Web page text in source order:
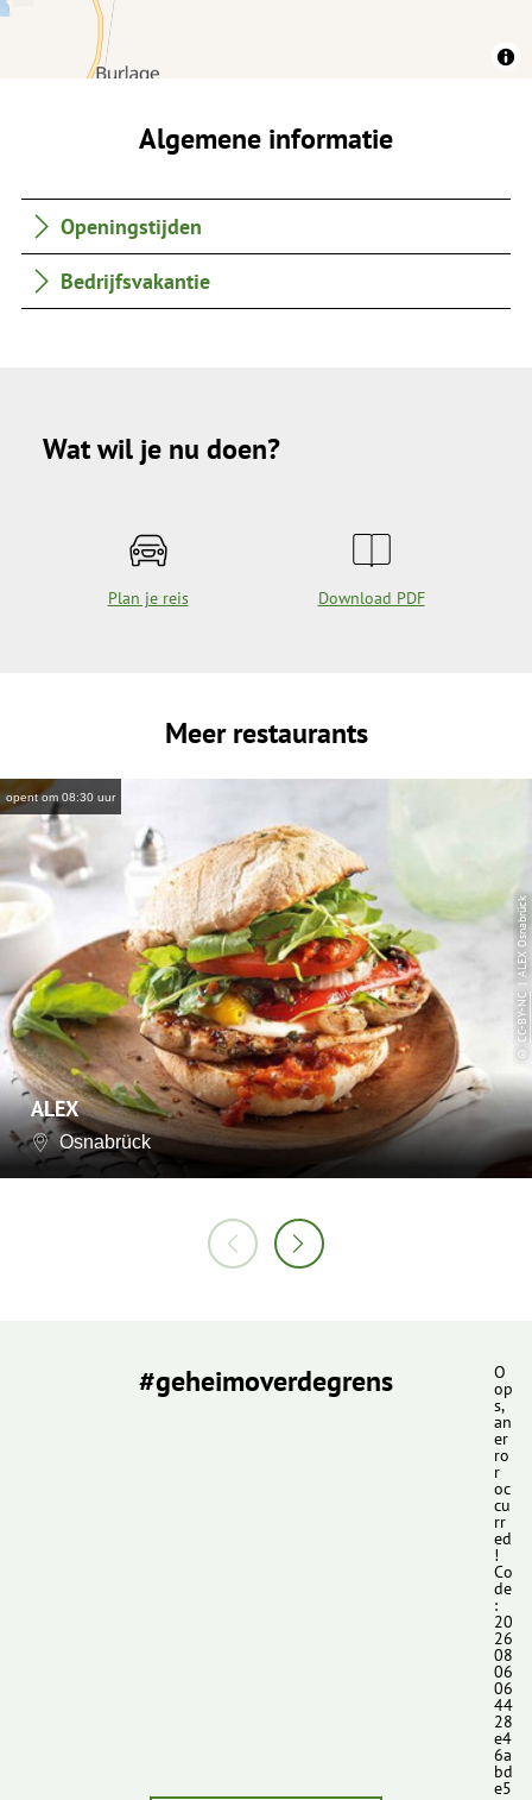
Algemene informatie
Openingstijden
Bedrijfsvakantie
Wat wil je nu doen?
Plan je reis Download PDF
Meer restaurants
opent om 08:30 uur
ALEX
Osnabrück
©
CC-BY-NC
| ALEX Osnabrück
#geheimoverdegrens O
op
s,
an
er
ro
r
oc
cu
rr
ed
!
Co
de
:
20
26
08
06
06
44
28
e4
6a
bd
e5